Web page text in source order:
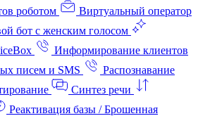
роботом
Виртуальный оператор
бот с женским голосом
Информирование клиентов
писем и SMS
Распознавание
Синтез речи
Реактивация базы / Брошенная